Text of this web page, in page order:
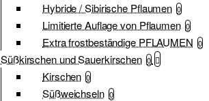
Hybride / Sibirische Pflaumen 0
Limitierte Auflage von Pflaumen 0
Extra frostbeständige PFLAUMEN 0
Süßkirschen und Sauerkirschen 0
Kirschen 0
Süßweichseln 0